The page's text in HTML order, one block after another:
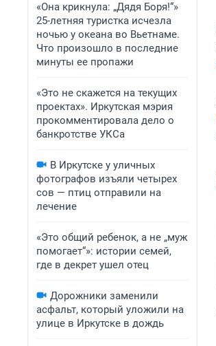
«Она крикнула: „Дядя Боря!“»
25-летняя туристка исчезла
ночью у океана во Вьетнаме.
Что произошло в последние
минуты ее пропажи
«Это не скажется на текущих
проектах». Иркутская мэрия
прокомментировала дело о
банкротстве УКСа
В Иркутске у уличных
фотографов изъяли четырех
сов — птиц отправили на
лечение
«Это общий ребенок, а не „муж
помогает“»: истории семей,
где в декрет ушел отец
Дорожники заменили
асфальт, который уложили на
улице в Иркутске в дождь